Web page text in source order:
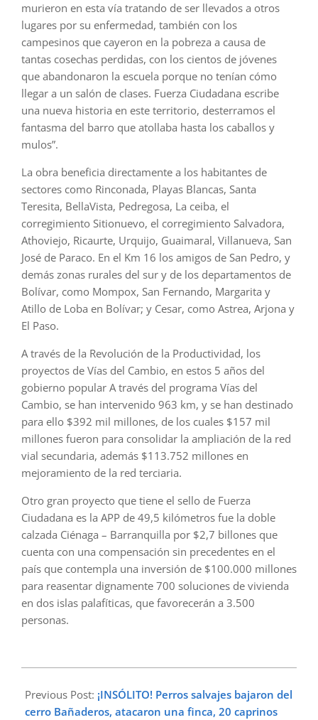
murieron en esta vía tratando de ser llevados a otros
lugares por su enfermedad, también con los
campesinos que cayeron en la pobreza a causa de
tantas cosechas perdidas, con los cientos de jóvenes
que abandonaron la escuela porque no tenían cómo
llegar a un salón de clases. Fuerza Ciudadana escribe
una nueva historia en este territorio, desterramos el
fantasma del barro que atollaba hasta los caballos y
mulos”.
La obra beneficia directamente a los habitantes de
sectores como Rinconada, Playas Blancas, Santa
Teresita, BellaVista, Pedregosa, La ceiba, el
corregimiento Sitionuevo, el corregimiento Salvadora,
Athoviejo, Ricaurte, Urquijo, Guaimaral, Villanueva, San
José de Paraco. En el Km 16 los amigos de San Pedro, y
demás zonas rurales del sur y de los departamentos de
Bolívar, como Mompox, San Fernando, Margarita y
Atillo de Loba en Bolívar; y Cesar, como Astrea, Arjona y
El Paso.
A través de la Revolución de la Productividad, los
proyectos de Vías del Cambio, en estos 5 años del
gobierno popular A través del programa Vías del
Cambio, se han intervenido 963 km, y se han destinado
para ello $392 mil millones, de los cuales $157 mil
millones fueron para consolidar la ampliación de la red
vial secundaria, además $113.752 millones en
mejoramiento de la red terciaria.
Otro gran proyecto que tiene el sello de Fuerza
Ciudadana es la APP de 49,5 kilómetros fue la doble
calzada Ciénaga – Barranquilla por $2,7 billones que
cuenta con una compensación sin precedentes en el
país que contempla una inversión de $100.000 millones
para reasentar dignamente 700 soluciones de vivienda
en dos islas palafíticas, que favorecerán a 3.500
personas.
02-
11
Previous Post: ¡INSÓLITO! Perros salvajes bajaron del
cerro Bañaderos, atacaron una finca, 20 caprinos